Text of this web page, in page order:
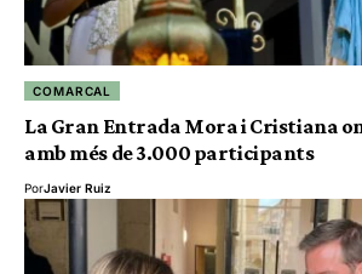
COMARCAL
La Gran Entrada Mora i Cristiana
amb més de 3.000 participants
PorJavier Ruiz